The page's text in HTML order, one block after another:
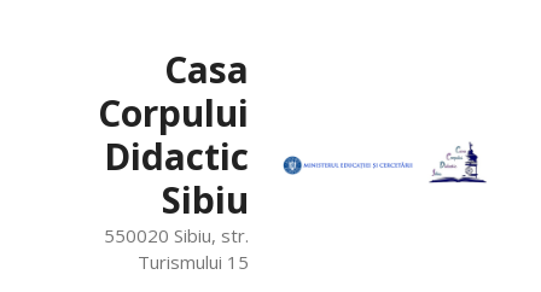
Casa
Corpului
Didactic
Sibiu
550020 Sibiu, str.
Turismului 15